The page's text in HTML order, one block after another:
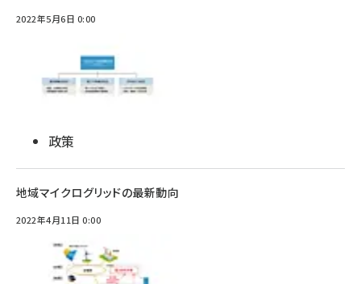
2022年5月6日 0:00
政策
地域マイクログリッドの最新動向
2022年4月11日 0:00